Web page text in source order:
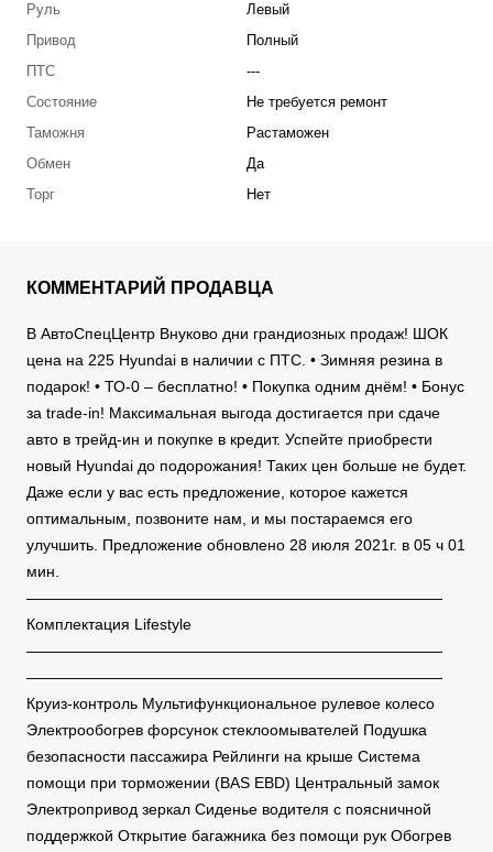
Руль
Левый
Привод
Полный
ПТС
---
Состояние
Не требуется ремонт
Таможня
Растаможен
Обмен
Да
Торг
Нет
КОММЕНТАРИЙ ПРОДАВЦА
В АвтоСпецЦентр Внуково дни грандиозных продаж! ШОК
цена на 225 Hyundai в наличии с ПТС. • Зимняя резина в
подарок! • ТО-0 – бесплатно! • Покупка одним днём! • Бонус
за trade-in! Максимальная выгода достигается при сдаче
авто в трейд-ин и покупке в кредит. Успейте приобрести
новый Hyundai до подорожания! Таких цен больше не будет.
Даже если у вас есть предложение, которое кажется
оптимальным, позвоните нам, и мы постараемся его
улучшить. Предложение обновлено 28 июля 2021г. в 05 ч 01
мин.
———————————————————————————
Комплектация Lifestyle
———————————————————————————
———————————————————————————
Круиз-контроль Мультифункциональное рулевое колесо
Электрообогрев форсунок стеклоомывателей Подушка
безопасности пассажира Рейлинги на крыше Система
помощи при торможении (BAS EBD) Центральный замок
Электропривод зеркал Сиденье водителя с поясничной
поддержкой Открытие багажника без помощи рук Обогрев